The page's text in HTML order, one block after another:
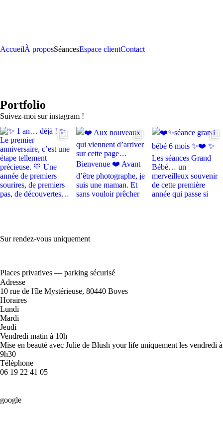
AccueilÀ proposSéancesEspace clientContact
Portfolio
Suivez-moi sur instagram !
Sur rendez-vous uniquement
Places privatives — parking sécurisé
Adresse
10 rue de l'île Mystérieuse, 80440 Boves
Horaires
Lundi
Mardi
Jeudi
Vendredi matin à 10h
Mise en beauté avec Julie de Blush your life uniquement les vendredi à
9h30
Téléphone
06 19 22 41 05
google